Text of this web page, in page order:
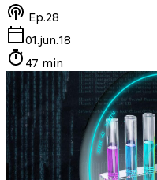
Ep.28
01.jun.18
47 min